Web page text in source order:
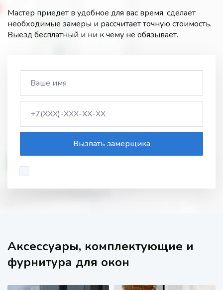
Мастер приедет в удобное для вас время, сделает
необходимые замеры и рассчитает точную стоимость.
Выезд бесплатный и ни к чему не обязывает.
Вызвать замерщика
Аксессуары, комплектующие и
фурнитура для окон